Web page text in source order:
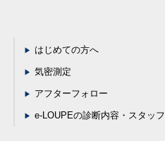
はじめての方へ
気密測定
アフターフォロー
e-LOUPEの診断内容・スタッフ